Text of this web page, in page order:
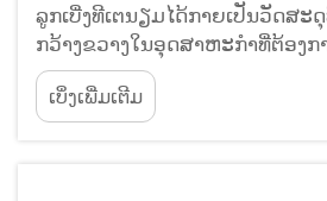
ລູກເບີ່ງທີເຕນຽມໄດ້ກາຍເປັນວັດສະ
ກວ້າງຂວາງໃນອຸດສາຫະກຳທີ່ຕ້ອງ
ການກັດກຣ່ອນຢ່າງເຂັ້ມແຂງ ແລະ ຄ
ສະພາບແວດລ້ອມທີ່ຮຸນແຮງ. ຕ່າງຈາ
ເຫຼັກ ຫຼື ອະລູມິເນียมທຳມະດາ, ລູກເ
ເບິ່ງເພີ່ມເຕີມ